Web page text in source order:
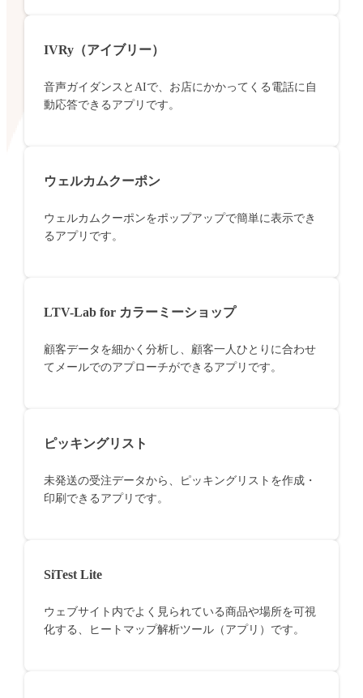
IVRy（アイブリー）
音声ガイダンスとAIで、お店にかかってくる電話に自
動応答できるアプリです。
ウェルカムクーポン
ウェルカムクーポンをポップアップで簡単に表示でき
るアプリです。
LTV-Lab for カラーミーショップ
顧客データを細かく分析し、顧客一人ひとりに合わせ
てメールでのアプローチができるアプリです。
ピッキングリスト
未発送の受注データから、ピッキングリストを作成・
印刷できるアプリです。
SiTest Lite
ウェブサイト内でよく見られている商品や場所を可視
化する、ヒートマップ解析ツール（アプリ）です。